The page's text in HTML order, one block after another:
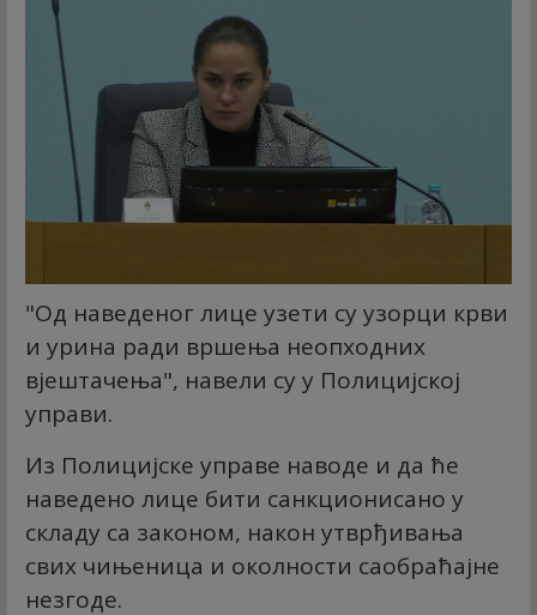
"Од наведеног лице узети су узорци крви
и урина ради вршења неопходних
вјештачења", навели су у Полицијској
управи.
Из Полицијске управе наводе и да ће
наведено лице бити санкционисано у
складу са законом, након утврђивања
свих чињеница и околности саобраћајне
незгоде.